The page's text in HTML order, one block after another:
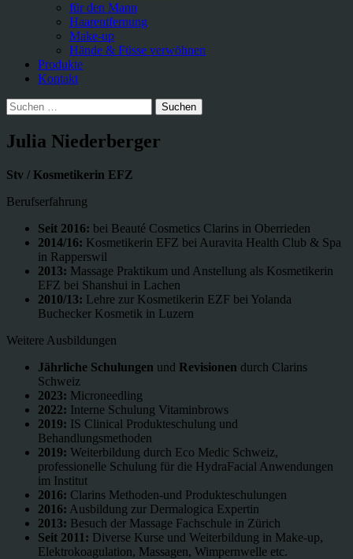
für den Mann
Haarentfernung
Make-up
Hände & Füsse verwöhnen
Produkte
Kontakt
Suchen
nach:
Julia Niederberger
Stv / Kosmetikerin EFZ
Berufserfahrung
Seit 2016: bei Beauté Cosmetics Clarins in Oberrieden
2014/16: Kosmetikerin EFZ bei Auravita Health Club & Spa
in Rapperswil
2013: Massage Praktikum und Anstellung als Kosmetikerin
EFZ bei Shanshui in Lachen
2010/13: Lehre zur Kosmetikerin EZF bei Yolanda
Buchecker Kosmetik in Luzern
Weitere Ausbildungen
Jährliche Schulungen und Revisionen durch Clarins
Schweiz
2023: Microneedling
2022: Interne Schulung Vitaminbrows
2019: IS Clinical Produkteschulung und
Behandlungsmethoden
2019: Weiterbildung durch Eco Medic Schweiz,
professionelle Schulung für die HydraFacial Anwendungen
im Institut
2016: Clarins Methoden-und Produkteschulungen
2016: Ausbildung zur Dermalogica Expertin
2013: Besuch der Massage Fachschule in Zürich
Seit 2011: Diverse Kurse und Weiterbildung in Make-up,
Elektrokoagulation, Massagen, Wimpernwelle etc.